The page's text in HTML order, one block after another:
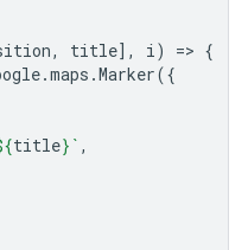
, title], i ) => {
.maps .Marker({
title} ` ,